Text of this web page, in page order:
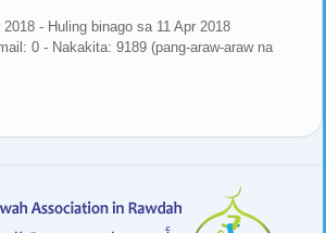
- Huling binago sa 11 Apr 2018
0 - Nakakita: 9189 (pang-araw-araw na